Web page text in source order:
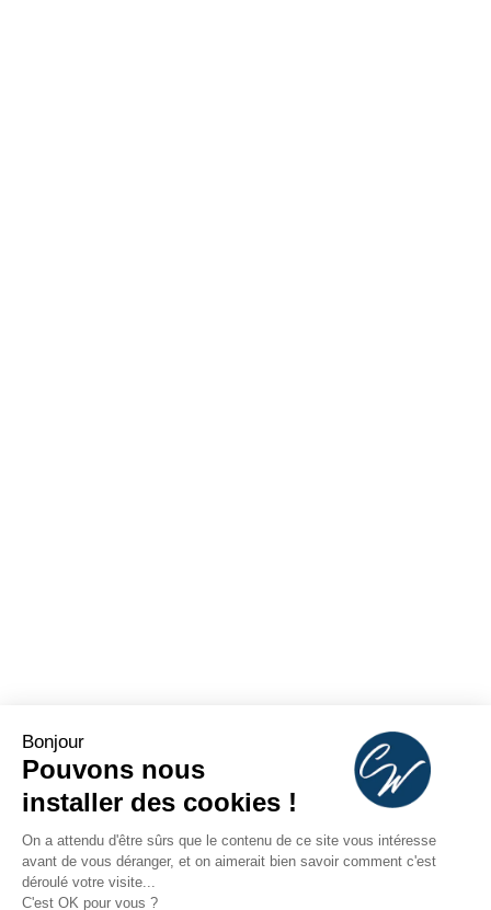
Bonjour
Pouvons nous
installer des cookies !
On a attendu d'être sûrs que le contenu de ce site vous intéresse
avant de vous déranger, et on aimerait bien savoir comment c'est
déroulé votre visite...
C'est OK pour vous ?